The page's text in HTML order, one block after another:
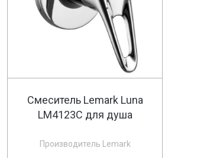
Смеситель Lemark Luna
LM4123C для душа
Производитель Lemark